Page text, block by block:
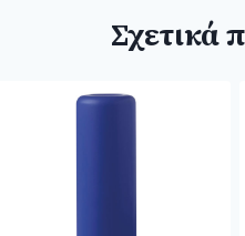
Σχετικά